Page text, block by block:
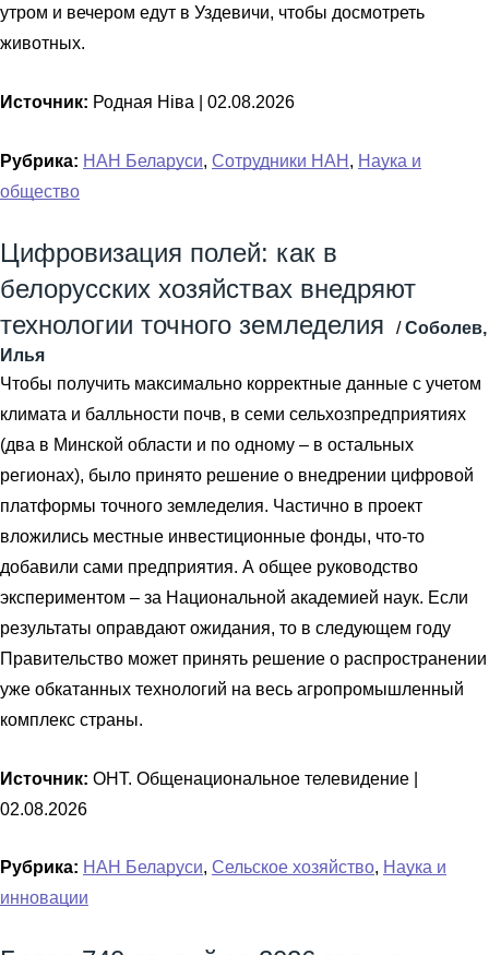
утром и вечером едут в Уздевичи, чтобы досмотреть
животных.
Источник: Родная Ніва | 02.08.2026
Рубрика: НАН Беларуси, Сотрудники НАН , Наука и
общество
Цифровизация полей: как в
белорусских хозяйствах внедряют
технологии точного земледелия
/Соболев,
Илья
Чтобы получить максимально корректные данные с учетом
климата и балльности почв, в семи сельхозпредприятиях
(два в Минской области и по одному – в остальных
регионах), было принято решение о внедрении цифровой
платформы точного земледелия. Частично в проект
вложились местные инвестиционные фонды, что-то
добавили сами предприятия. А общее руководство
экспериментом – за Национальной академией наук. Если
результаты оправдают ожидания, то в следующем году
Правительство может принять решение о распространении
уже обкатанных технологий на весь агропромышленный
комплекс страны.
Источник: ОНТ. Общенациональное телевидение |
02.08.2026
Рубрика: НАН Беларуси, Сельское хозяйство, Наука и
инновации